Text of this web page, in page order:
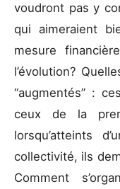
voudront pas y
qui aimeraient
mesure
l’évolution?
“augmentés” :
ceux de la
lorsqu’atteints
collectivité, ils
Comment